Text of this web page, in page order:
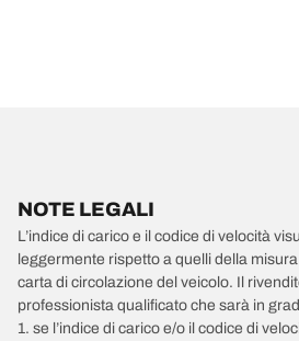
NOTE LEGALI
L’indice di carico e il codice di velocità
leggermente rispetto a quelli della
carta di circolazione del veicolo. Il
professionista qualificato che sarà in
1. se l’indice di carico e/o il codice di